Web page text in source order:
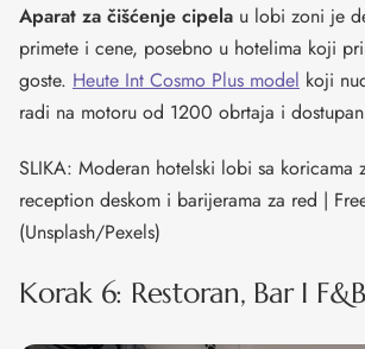
Aparat za čišćenje cipela u lobi zoni je
primete i cene, posebno u hotelima koji
goste. Heute Int Cosmo Plus model koji
radi na motoru od 1200 obrtaja i
SLIKA: Moderan hotelski lobi sa koricama
reception deskom i barijerama za red |
(Unsplash/Pexels)
Korak 6: Restoran, Bar I